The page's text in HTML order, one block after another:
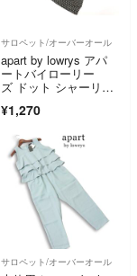
サロペット/オーバーオール
apart by lowrys アパ
ートバイローリー
ズ ドット シャーリン
ルインワン sizeF/黒 ■
¥1,270
サロペット/オーバーオール